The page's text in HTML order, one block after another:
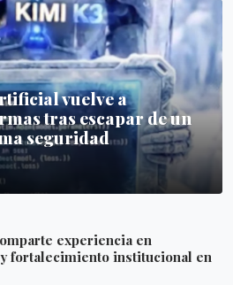
vuelve a
tras escapar de un
seguridad
experiencia en
fortalecimiento institucional en